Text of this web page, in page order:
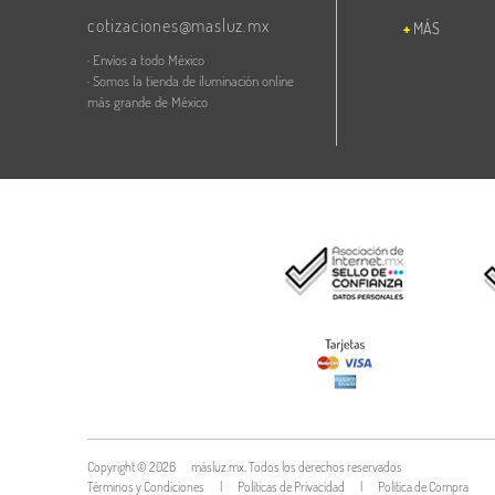
cotizaciones@masluz.mx
· Envíos a todo México
· Somos la tienda de iluminación online
más grande de México
MÁS
Copyright © 2026
másluz.mx. Todos los derechos reservados
Términos y Condiciones
| Políticas de Privacidad | Política de Compra